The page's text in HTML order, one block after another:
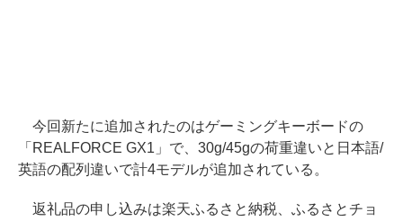
今回新たに追加されたのはゲーミングキーボードの
「REALFORCE GX1」で、30g/45gの荷重違いと日本語/
英語の配列違いで計4モデルが追加されている。
返礼品の申し込みは楽天ふるさと納税、ふるさとチョ